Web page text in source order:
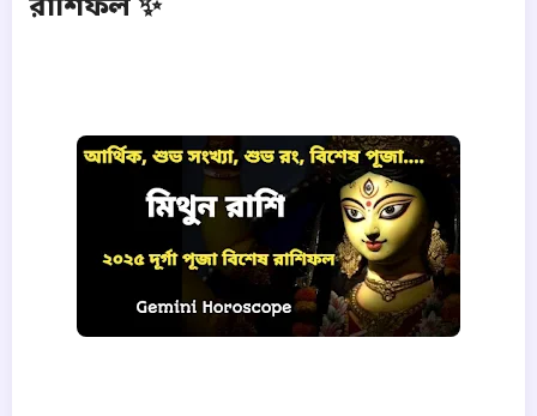
রাশিফল ✨